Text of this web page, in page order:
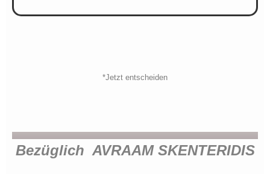
*Jetzt entscheiden
Bezüglich AVRAAM SKENTERIDIS